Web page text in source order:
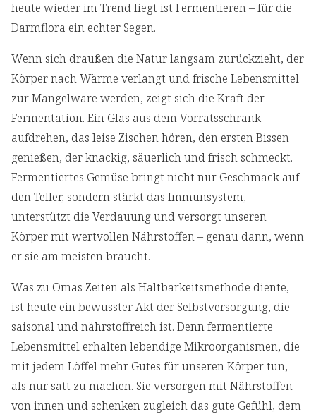
heute wieder im Trend liegt ist Fermentieren – für die
Darmflora ein echter Segen.
Wenn sich draußen die Natur langsam zurückzieht, der
Körper nach Wärme verlangt und frische Lebensmittel
zur Mangelware werden, zeigt sich die Kraft der
Fermentation. Ein Glas aus dem Vorratsschrank
aufdrehen, das leise Zischen hören, den ersten Bissen
genießen, der knackig, säuerlich und frisch schmeckt.
Fermentiertes Gemüse bringt nicht nur Geschmack auf
den Teller, sondern stärkt das Immunsystem,
unterstützt die Verdauung und versorgt unseren
Körper mit wertvollen Nährstoffen – genau dann, wenn
er sie am meisten braucht.
Was zu Omas Zeiten als Haltbarkeitsmethode diente,
ist heute ein bewusster Akt der Selbstversorgung, die
saisonal und nährstoffreich ist. Denn fermentierte
Lebensmittel erhalten lebendige Mikroorganismen, die
mit jedem Löffel mehr Gutes für unseren Körper tun,
als nur satt zu machen. Sie versorgen mit Nährstoffen
von innen und schenken zugleich das gute Gefühl, dem